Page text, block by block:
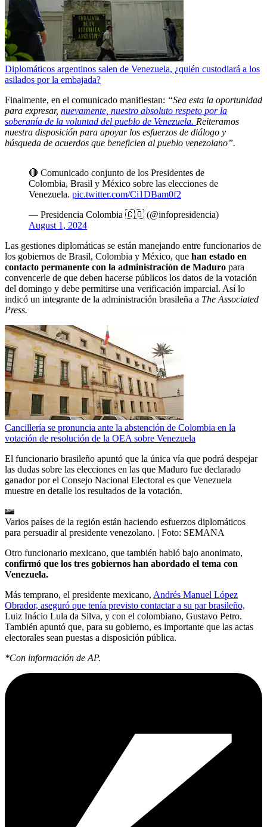
Diplomáticos argentinos salen de Venezuela, ¿quién custodiará a los
asilados por la embajada?
Finalmente, en el comunicado manifiestan: “Sea esta la oportunidad
para expresar, nuevamente, nuestro absoluto respeto por la
soberanía de la voluntad del pueblo de Venezuela. Reiteramos
nuestra disposición para apoyar los esfuerzos de diálogo y
búsqueda de acuerdos que beneficien al pueblo venezolano”.
🔴 Comunicado conjunto de los Presidentes de
Colombia, Brasil y México sobre las elecciones de
Venezuela. pic.twitter.com/Ci1DBam0f2
— Presidencia Colombia 🇨🇴 (@infopresidencia)
August 1, 2024
Las gestiones diplomáticas se están manejando entre funcionarios de
los gobiernos de Brasil, Colombia y México, que han estado en
contacto permanente con la administración de Maduro para
convencerle de que deben hacerse públicos los datos de la votación
del domingo y debe permitirse una verificación imparcial. Así lo
indicó un integrante de la administración brasileña a The Associated
Press.
Cancillería se pronuncia ante la abstención de Colombia en la
votación de resolución de la OEA sobre Venezuela
El funcionario brasileño apuntó que la única vía que podrá despejar
las dudas sobre las elecciones en las que Maduro fue declarado
ganador por el Consejo Nacional Electoral es que Venezuela
muestre en detalle los resultados de la votación.
Varios países de la región están haciendo esfuerzos diplomáticos
para persuadir al presidente venezolano. | Foto: SEMANA
Otro funcionario mexicano, que también habló bajo anonimato,
confirmó que los tres gobiernos han abordado el tema con
Venezuela.
Más temprano, el presidente mexicano, Andrés Manuel López
Obrador, aseguró que tenía previsto contactar a su par brasileño,
Luiz Inácio Lula da Silva, y con el colombiano, Gustavo Petro.
También apuntó que, para su gobierno, es importante que las actas
electorales sean puestas a disposición pública.
*Con información de AP.